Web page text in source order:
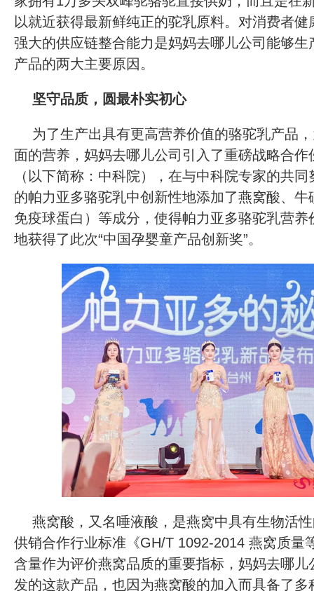
以就近获得最新鲜纯正的驼乳原料。对消费者
强大的供应链整合能力是妈妈去哪儿公司能够生
产品的两大主要原因。
坚守品质，圆最朴实初心
为了生产出具有更高营养价值的骆驼乳产品
面的营养，妈妈去哪儿公司引入了重磅战略合
（以下简称：中科院），在与中科院专家的共
的帕力亚多骆驼乳中创新性地添加了燕窝酸、牛
免疫球蛋白）等成分，使得帕力亚多骆驼乳营
地获得了此次“中国孕婴童产品创新奖”。
燕窝酸，又名唾液酸，是燕窝中具有生物活
供销合作行业标准《GH/T 1092-2014 燕窝质量
含量作为评价燕窝品质的重要指标，妈妈去哪儿
发的这款产品，也因为燕窝酸的加入而具备了